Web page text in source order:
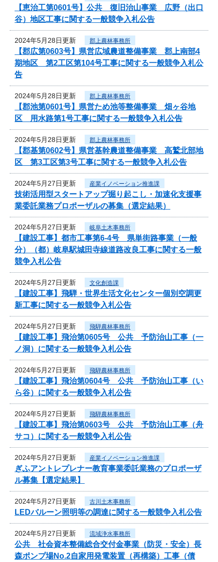
【恵治工第0601号】公共 復旧治山事業 広野（出口
谷）地区工事に関する一般競争入札公告
2024年5月28日更新 郡上農林事務所
【郡広第0603号】県営広域農道整備事業 郡上南部4
期地区 第2工区第104号工事に関する一般競争入札公
告
2024年5月28日更新 郡上農林事務所
【郡池第0601号】県営ため池等整備事業 畑ヶ谷地
区 用水路第1号工事に関する一般競争入札公告
2024年5月28日更新 郡上農林事務所
【郡基第0602号】県営基幹農道整備事業 高鷲北部地
区 第3工区第3号工事に関する一般競争入札公告
2024年5月27日更新 産業イノベーション推進課
技術活用型スタートアップ掘り起こし・加速化支援事
業委託業務プロポーザルの募集（選定結果）
2024年5月27日更新 岐阜土木事務所
【建設工事】都市工事第6-4号 県単街路事業（一般
分）（都）岐阜駅城田寺線道路改良工事に関する一般
競争入札公告
2024年5月27日更新 文化創造課
【建設工事】飛騨・世界生活文化センター個別空調更
新工事に関する一般競争入札公告
2024年5月27日更新 飛騨農林事務所
【建設工事】飛治第0605号 公共 予防治山工事（一
ノ洞）に関する一般競争入札公告
2024年5月27日更新 飛騨農林事務所
【建設工事】飛治第0604号 公共 予防治山工事（い
ら谷）に関する一般競争入札公告
2024年5月27日更新 飛騨農林事務所
【建設工事】飛治第0603号 公共 予防治山工事（舟
サコ）に関する一般競争入札公告
2024年5月27日更新 産業イノベーション推進課
ぎふアントレプレナー教育事業委託業務のプロポーザ
ル募集【選定結果】
2024年5月27日更新 古川土木事務所
LEDバルーン照明等の調達に関する一般競争入札公告
2024年5月27日更新 流域浄水事務所
公共 社会資本整備総合交付金事業（防災・安全）長
森ポンプ場No.2自家用発電装置（再構築）工事（債